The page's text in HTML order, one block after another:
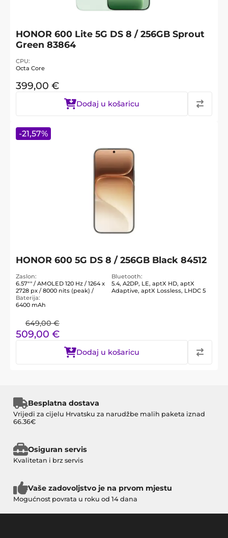
HONOR 600 Lite 5G DS 8 / 256GB Sprout
Green 83864
CPU
Octa Core
399,00 €
Dodaj u košaricu
HONOR 600 5G DS 8 / 256GB Black 84512
Zaslon
6.57"" / AMOLED 120 Hz / 1264 x
2728 px / 8000 nits (peak) /
Bluetooth
5.4, A2DP, LE, aptX HD, aptX
Adaptive, aptX Lossless, LHDC 5
Baterija
6400 mAh
649,00 €
509,00 €
Dodaj u košaricu
-21,57%
Besplatna dostava
Vrijedi za cijelu Hrvatsku za narudžbe malih paketa iznad
66.36€
Osiguran servis
Kvalitetan i brz servis
Vaše zadovoljstvo je na prvom mjestu
Mogućnost povrata u roku od 14 dana